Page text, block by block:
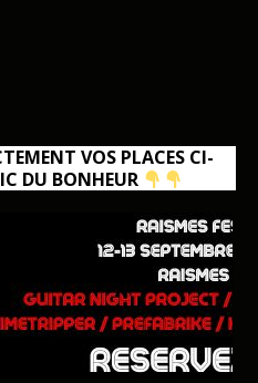
VOS PLACES CI-
DU BONHEUR